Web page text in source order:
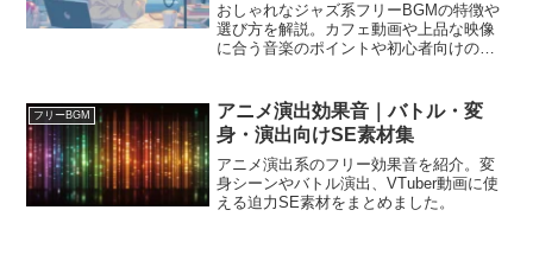
おしゃれなジャズ系フリーBGMの特徴や
選び方を解説。カフェ動画や上品な映像
に合う音楽のポイントや初心者向けの使
フリーBGM
アニメ演出効果音｜バトル・変
身・演出向けSE素材集
アニメ演出系のフリー効果音を紹介。変
身シーンやバトル演出、VTuber動画に使
える迫力SE素材をまとめました。